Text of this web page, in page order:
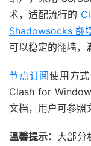
术，适配流行的
Shadowsocks 翻
可以稳定的翻墙，
节点订阅使用方
Clash for
文档，用户可参照
温馨提示： 大部分